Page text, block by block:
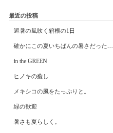
最近の投稿
避暑の風吹く箱根の1日
確かにこの夏いちばんの暑さだった…
in the GREEN
ヒノキの癒し
メキシコの風をたっぷりと。
緑の歓迎
暑さも夏らしく。